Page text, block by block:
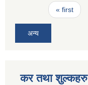
Pages« first
अन्य
कर तथा शुल्कहरु